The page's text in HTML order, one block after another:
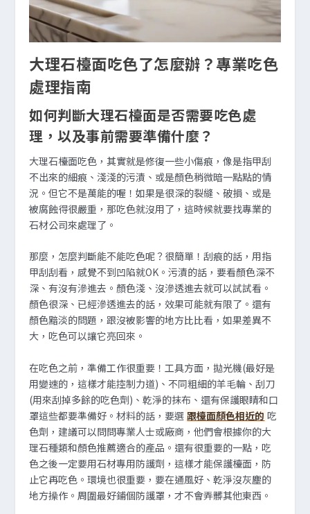
大理石檯面吃色了怎麼辦？專業吃色
處理指南
如何判斷大理石檯面是否需要吃色處
理，以及事前需要準備什麼？
大理石檯面吃色，其實就是修復一些小傷痕，像是指甲刮
不出來的細痕、淺淺的污漬、或是顏色稍微暗一點點的情
況。但它不是萬能的喔！如果是很深的裂縫、破損、或是
被腐蝕得很嚴重，那吃色就沒用了，這時候就要找專業的
石材公司來處理了。
那麼，怎麼判斷能不能吃色呢？很簡單！刮痕的話，用指
甲刮刮看，感覺不到凹陷就OK。污漬的話，要看顏色深不
深、有沒有滲進去。顏色淺、沒滲透進去就可以試試看。
顏色很深、已經滲透進去的話，效果可能就有限了。還有
顏色黯淡的問題，跟沒被影響的地方比比看，如果差異不
大，吃色可以讓它亮回來。
在吃色之前，準備工作很重要！工具方面，拋光機(最好是
用變速的，這樣才能控制力道)、不同粗細的羊毛輪、刮刀
(用來刮掉多餘的吃色劑)、乾淨的抹布、還有保護眼睛和口
罩這些都要準備好。材料的話，要選 跟檯面顏色相近的 吃
色劑，建議可以問問專業人士或廠商，他們會根據你的大
理石種類和顏色推薦適合的產品。還有很重要的一點，吃
色之後一定要用石材專用防護劑，這樣才能保護檯面，防
止它再吃色。環境也很重要，要在通風好、乾淨沒灰塵的
地方操作。周圍最好鋪個防護罩，才不會弄髒其他東西。